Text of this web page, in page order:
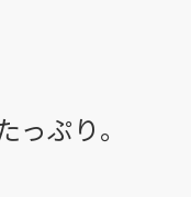
っぷり。